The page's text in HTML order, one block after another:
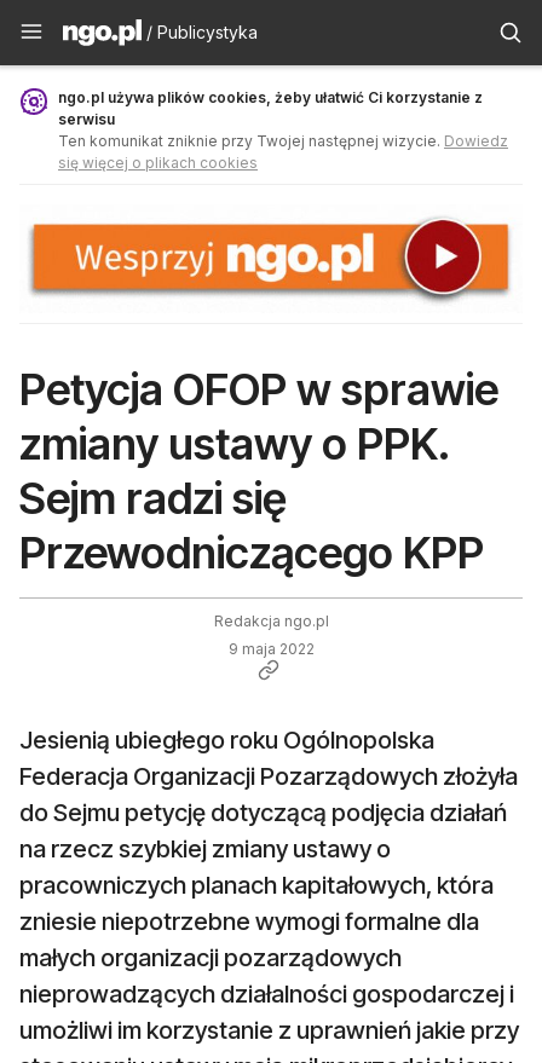
Publicystyka - ngo.pl
/ Publicystyka
ngo.pl używa plików cookies, żeby ułatwić Ci korzystanie z
serwisu
Ten komunikat zniknie przy Twojej następnej wizycie. Dowiedz
się więcej o plikach cookies
Petycja OFOP w sprawie
zmiany ustawy o PPK.
Sejm radzi się
Przewodniczącego KPP
Redakcja ngo.pl
9 maja 2022
Jesienią ubiegłego roku Ogólnopolska
Federacja Organizacji Pozarządowych złożyła
do Sejmu petycję dotyczącą podjęcia działań
na rzecz szybkiej zmiany ustawy o
pracowniczych planach kapitałowych, która
zniesie niepotrzebne wymogi formalne dla
małych organizacji pozarządowych
nieprowadzących działalności gospodarczej i
umożliwi im korzystanie z uprawnień jakie przy